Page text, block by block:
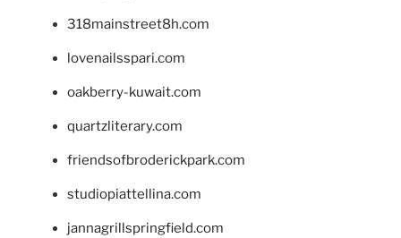
318mainstreet8h.com
lovenailsspari.com
oakberry-kuwait.com
quartzliterary.com
friendsofbroderickpark.com
studiopiattellina.com
jannagrillspringfield.com